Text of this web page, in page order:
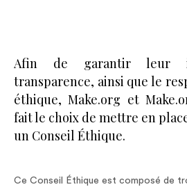
Afin de garantir leur
transparence, ainsi que le
éthique, Make.org et
fait le choix de mettre en
un Conseil Éthique.
Ce Conseil Éthique est composé de